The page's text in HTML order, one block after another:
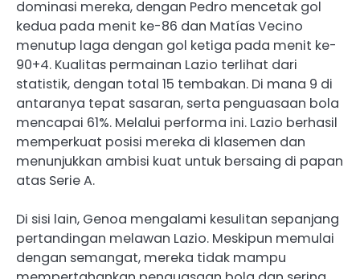
dominasi mereka, dengan Pedro mencetak gol
kedua pada menit ke-86 dan Matías Vecino
menutup laga dengan gol ketiga pada menit ke-
90+4. Kualitas permainan Lazio terlihat dari
statistik, dengan total 15 tembakan. Di mana 9 di
antaranya tepat sasaran, serta penguasaan bola
mencapai 61%. ​Melalui performa ini. Lazio berhasil
memperkuat posisi mereka di klasemen dan
menunjukkan ambisi kuat untuk bersaing di papan
atas Serie A.
Di sisi lain, Genoa mengalami kesulitan sepanjang
pertandingan melawan Lazio. Meskipun memulai
dengan semangat, mereka tidak mampu